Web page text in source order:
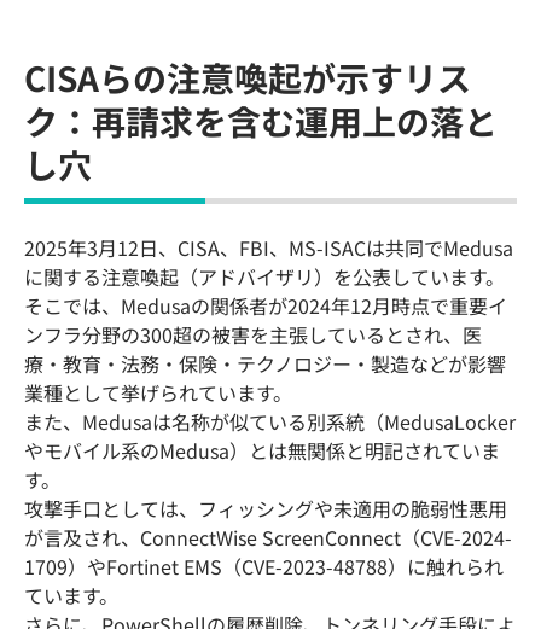
CISAらの注意喚起が示すリス
ク：再請求を含む運用上の落と
し穴
2025年3月12日、CISA、FBI、MS-ISACは共同でMedusa
に関する注意喚起（アドバイザリ）を公表しています。
そこでは、Medusaの関係者が2024年12月時点で重要イ
ンフラ分野の300超の被害を主張しているとされ、医
療・教育・法務・保険・テクノロジー・製造などが影響
業種として挙げられています。
また、Medusaは名称が似ている別系統（MedusaLocker
やモバイル系のMedusa）とは無関係と明記されていま
す。
攻撃手口としては、フィッシングや未適用の脆弱性悪用
が言及され、ConnectWise ScreenConnect（CVE-2024-
1709）やFortinet EMS（CVE-2023-48788）に触れられ
ています。